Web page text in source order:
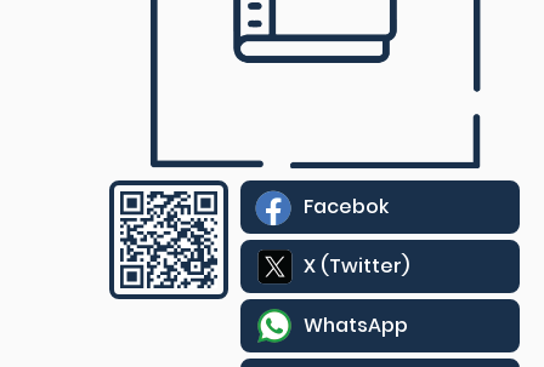
Facebok
X (Twitter)
WhatsApp